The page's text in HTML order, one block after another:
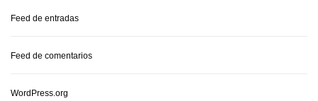
Feed de entradas
Feed de comentarios
WordPress.org